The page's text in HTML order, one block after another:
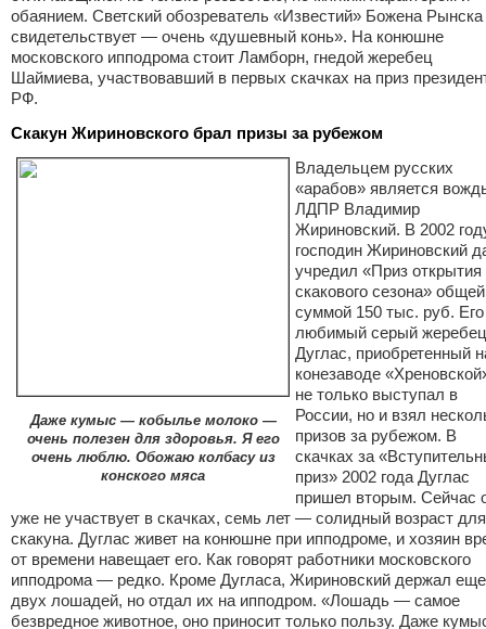
обаянием. Светский обозреватель «Известий» Божена Рынска
свидетельствует — очень «душевный конь». На конюшне
московского ипподрома стоит Ламборн, гнедой жеребец
Шаймиева, участвовавший в первых скачках на приз
РФ.
Скакун Жириновского брал призы за рубежом
Даже кумыс — кобылье молоко —
очень полезен для здоровья. Я его
очень люблю. Обожаю колбасу из
конского мяса
Владельцем русских
«арабов» является
ЛДПР Владимир
Жириновский. В 2002
господин Жириновский
учредил «Приз открытия
скакового сезона» общей
суммой 150 тыс. руб. Его
любимый серый жеребец
Дуглас, приобретенный
конезаводе
не только выступал в
России, но и взял
призов за рубежом. В
скачках за
приз» 2002 года Дуглас
пришел вторым. Сейчас
уже не участвует в скачках, семь лет — солидный возраст для
скакуна. Дуглас живет на конюшне при ипподроме, и хозяин
от времени навещает его. Как говорят работники московского
ипподрома — редко. Кроме Дугласа, Жириновский держал еще
двух лошадей, но отдал их на ипподром. «Лошадь — самое
безвредное животное, оно приносит только пользу. Даже